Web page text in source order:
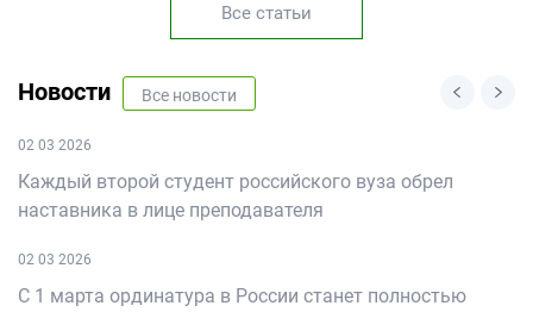
Все статьи
Новости Все новости
02 03 2026
Каждый второй студент российского вуза обрел
наставника в лице преподавателя
02 03 2026
С 1 марта ординатура в России станет полностью